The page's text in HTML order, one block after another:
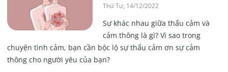
Thứ Tư, 14/12/2022
Sự khác nhau giữa thấu cảm và
cảm thông là gì? Vì sao trong
chuyện tình cảm, bạn cần bộc lộ sự thấu cảm ơn sự cảm
thông cho người yêu của bạn?